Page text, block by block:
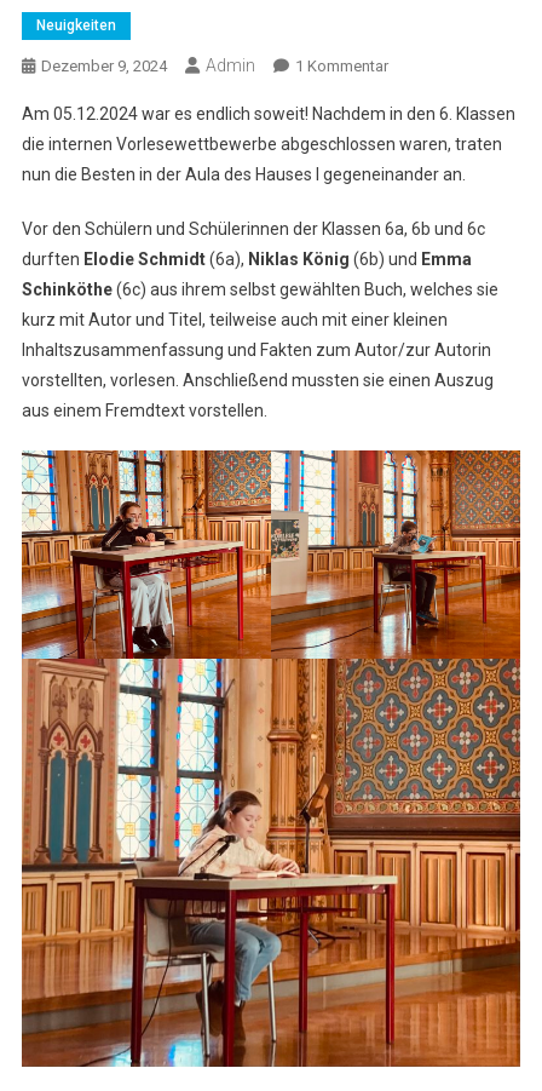
Neuigkeiten
Dezember 9, 2024 Admin 1 KommentarZu
Wir
Haben
Eine
Beim
Vorlesewettbewerb
Der
6.
Klassen
Am 05.12.2024 war es endlich soweit! Nachdem in den 6. Klassen
die internen Vorlesewettbewerbe abgeschlossen waren, traten
nun die Besten in der Aula des Hauses I gegeneinander an.
Vor den Schülern und Schülerinnen der Klassen 6a, 6b und 6c
durften Elodie Schmidt(6a), Niklas König (6b) und Emma
Schinköthe(6c) aus ihrem selbst gewählten Buch, welches sie
kurz mit Autor und Titel, teilweise auch mit einer kleinen
Inhaltszusammenfassung und Fakten zum Autor/zur Autorin
vorstellten, vorlesen. Anschließend mussten sie einen Auszug
aus einem Fremdtext vorstellen.